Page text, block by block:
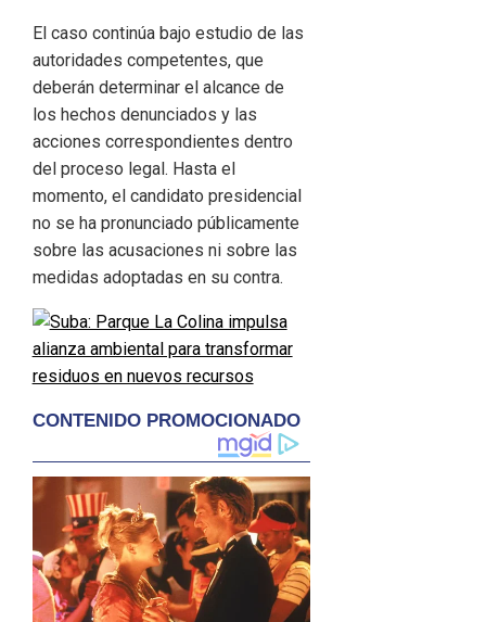
El caso continúa bajo estudio de las
autoridades competentes, que
deberán determinar el alcance de
los hechos denunciados y las
acciones correspondientes dentro
del proceso legal. Hasta el
momento, el candidato presidencial
no se ha pronunciado públicamente
sobre las acusaciones ni sobre las
medidas adoptadas en su contra.